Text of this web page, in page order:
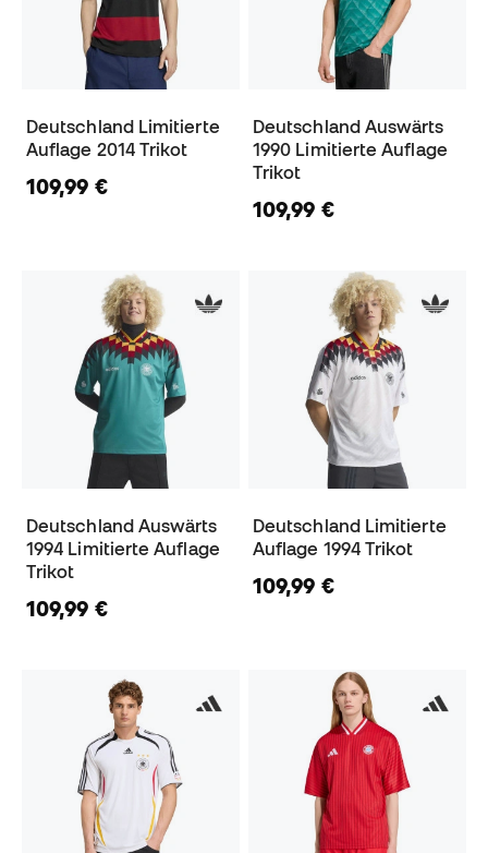
Deutschland Limitierte
Auflage 2014 Trikot
109,99 €
Deutschland Auswärts
1990 Limitierte Auflage
Trikot
109,99 €
Deutschland Auswärts
1994 Limitierte Auflage
Trikot
109,99 €
Deutschland Limitierte
Auflage 1994 Trikot
109,99 €